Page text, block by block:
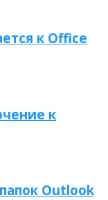
к Office
к
Outlook